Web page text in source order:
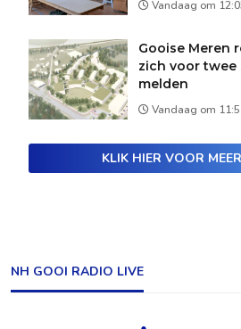
Vandaag om
Gooise Meren
zich voor
melden
Vandaag om
KLIK HIER VOOR
NH GOOI RADIO LIVE